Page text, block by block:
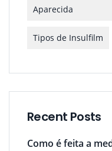
Aparecida
Tipos de Insulfilm
Recent Posts
Como é feita a